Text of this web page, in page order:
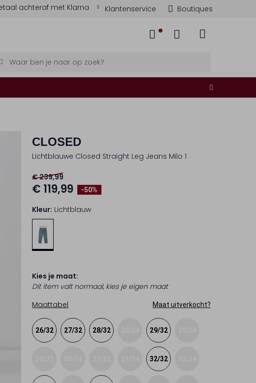
achteraf met Klarna Klantenservice Boutiques
CLOSED
Lichtblauwe Closed Straight Leg Jeans Milo 1
-50%
€ 239,99
€ 119,99
Kleur: Lichtblauw
Kies je maat:
Dit item valt normaal, kies je eigen maat
Maattabel
Maat uitverkocht?
26/32 27/32 28/32 29/32
32/32